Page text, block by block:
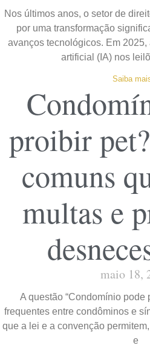
Nos últimos anos, o setor de
por uma transformação
avanços tecnológicos. Em
artificial (IA) nos
Saiba
proibir
comuns
multas e
maio 18,
A questão “Condomínio pode
frequentes entre condôminos e
que a lei e a convenção
e